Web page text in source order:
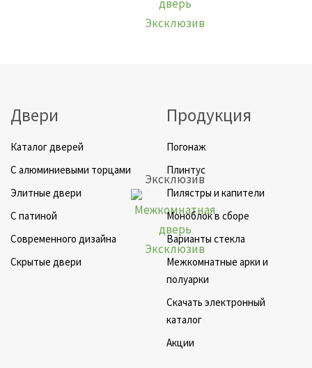
Эксклюзив
Двери
Каталог дверей
C алюминиевыми торцами
Элитные двери
C патиной
Cовременного дизайна
Скрытые двери
Продукция
Погонаж
Плинтус
Пилястры и капители
Моноблок в сборе
Варианты стекла
Межкомнатные арки и
полуарки
Скачать электронный
каталог
Акции